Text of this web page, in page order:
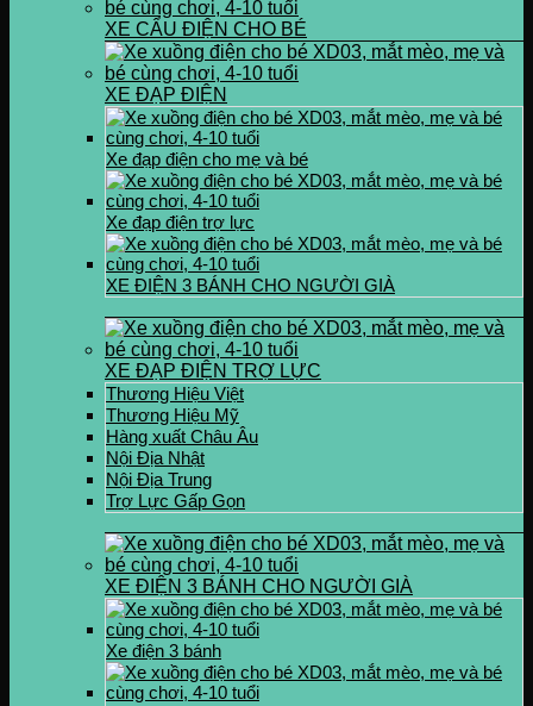
XE CẨU ĐIỆN CHO BÉ
XE ĐẠP ĐIỆN
Xe đạp điện cho mẹ và bé
Xe đạp điện trợ lực
XE ĐIỆN 3 BÁNH CHO NGƯỜI GIÀ
XE ĐẠP ĐIỆN TRỢ LỰC
Thương Hiệu Việt
Thương Hiệu Mỹ
Hàng xuất Châu Âu
Nội Địa Nhật
Nội Địa Trung
Trợ Lực Gấp Gọn
XE ĐIỆN 3 BÁNH CHO NGƯỜI GIÀ
Xe điện 3 bánh